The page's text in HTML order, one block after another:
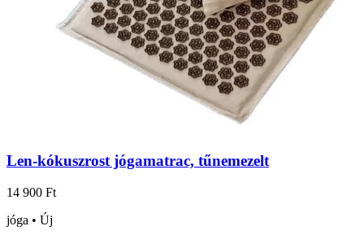
Len-kókuszrost jógamatrac, tűnemezelt
14 900 Ft
jóga • Új